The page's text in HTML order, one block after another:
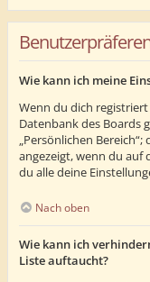
Wie kann ich meine
Wenn du dich
Datenbank des Boards
„Persönlichen
angezeigt, wenn du auf
du alle deine
Nach oben
Wie kann ich
Liste auftaucht?